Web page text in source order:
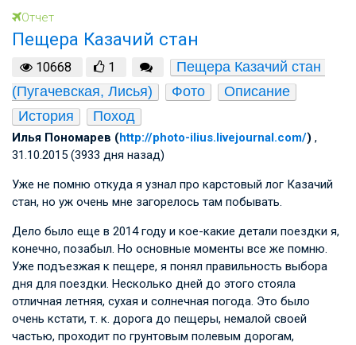
Отчет
Пещера Казачий стан
10668 1
Пещера Казачий стан
(Пугачевская, Лисья)
Фото
Описание
История
Поход
Илья Пономарев (http://photo-ilius.livejournal.com/) ,
31.10.2015 (3933 дня назад)
Уже не помню откуда я узнал про карстовый лог Казачий
стан, но уж очень мне загорелось там побывать.
Дело было еще в 2014 году и кое-какие детали поездки я,
конечно, позабыл. Но основные моменты все же помню.
Уже подъезжая к пещере, я понял правильность выбора
дня для поездки. Несколько дней до этого стояла
отличная летняя, сухая и солнечная погода. Это было
очень кстати, т. к. дорога до пещеры, немалой своей
частью, проходит по грунтовым полевым дорогам,